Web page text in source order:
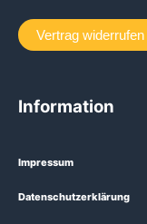
Vertrag widerrufen
Information
Impressum
Datenschutzerklärung